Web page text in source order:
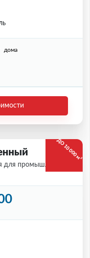
дома
для промышленных
ДО 10 000 м²